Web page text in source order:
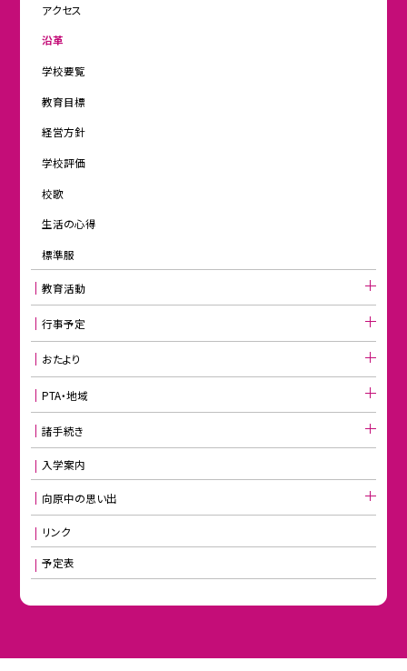
アクセス
沿革
学校要覧
教育目標
経営方針
学校評価
校歌
生活の心得
標準服
教育活動
行事予定
おたより
PTA・地域
諸手続き
入学案内
向原中の思い出
リンク
予定表